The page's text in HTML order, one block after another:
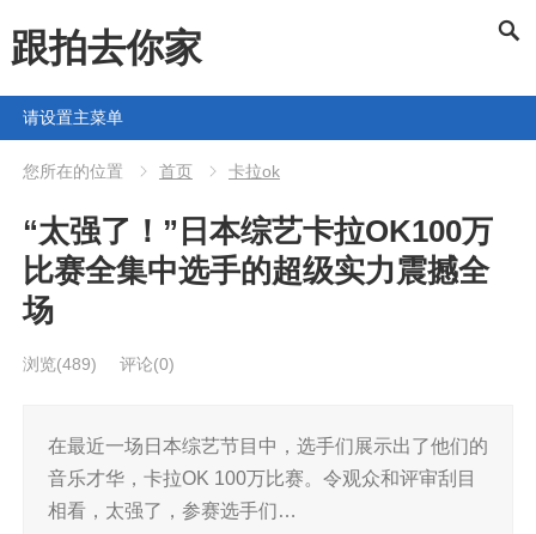
跟拍去你家
请设置主菜单
您所在的位置 首页 卡拉ok
“太强了！”日本综艺卡拉OK100万
比赛全集中选手的超级实力震撼全
场
浏览(489) 评论(0)
在最近一场日本综艺节目中，选手们展示出了他们的
音乐才华，卡拉OK 100万比赛。令观众和评审刮目
相看，太强了，参赛选手们…